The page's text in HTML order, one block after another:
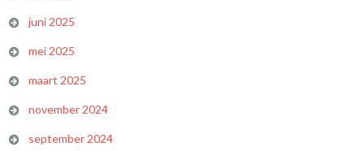
juni 2025
mei 2025
maart 2025
november 2024
september 2024